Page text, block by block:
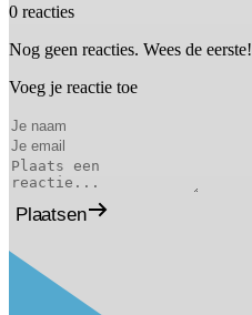
0 reacties
Nog geen reacties. Wees de eerste!
Voeg je reactie toe
Plaatsen